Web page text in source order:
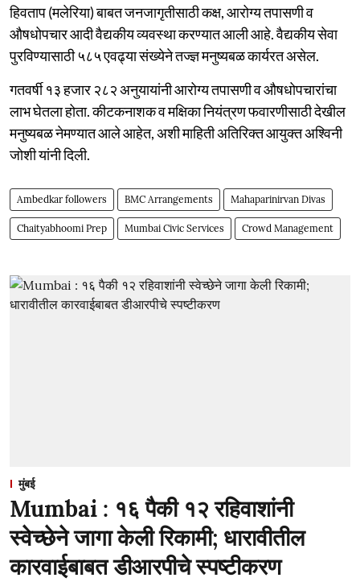
हिवताप (मलेरिया) बाबत जनजागृतीसाठी कक्ष, आरोग्य तपासणी व
औषधोपचार आदी वैद्यकीय व्यवस्था करण्यात आली आहे. वैद्यकीय सेवा
पुरविण्यासाठी ५८५ एवढ्या संख्येने तज्ज्ञ मनुष्यबळ कार्यरत असेल.
गतवर्षी १३ हजार २८२ अनुयायांनी आरोग्य तपासणी व औषधोपचारांचा
लाभ घेतला होता. कीटकनाशक व मक्षिका नियंत्रण फवारणीसाठी देखील
मनुष्यबळ नेमण्यात आले आहेत, अशी माहिती अतिरिक्त आयुक्त अश्विनी
जोशी यांनी दिली.
Ambedkar followers BMC Arrangements Mahaparinirvan Divas
Chaityabhoomi Prep Mumbai Civic Services Crowd Management
मुंबई
Mumbai : १६ पैकी १२ रहिवाशांनी
स्वेच्छेने जागा केली रिकामी; धारावीतील
कारवाईबाबत डीआरपीचे स्पष्टीकरण